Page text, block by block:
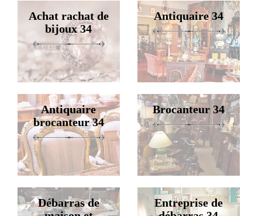
Achat rachat de
bijoux 34
Antiquaire 34
Antiquaire
brocanteur 34
Brocanteur 34
Débarras de
Entreprise de